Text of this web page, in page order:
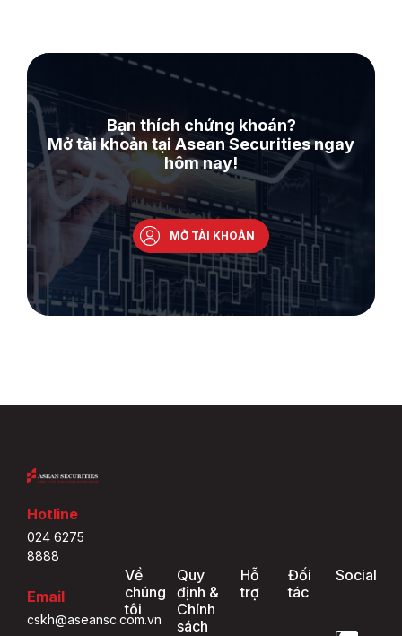
Bạn thích chứng khoán?
Mở tài khoản tại Asean Securities ngay
hôm nay!
MỞ TÀI KHOẢN
Hotline
024 6275
8888
Email
cskh@aseansc.com.vn
Về
chúng
tôi
Quy
định &
Chính
sách
Hỗ
trợ
Đối
tác
Social